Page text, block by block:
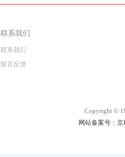
联系我们
联系我们
留言反馈
Copyright ©
网站备案号： 京